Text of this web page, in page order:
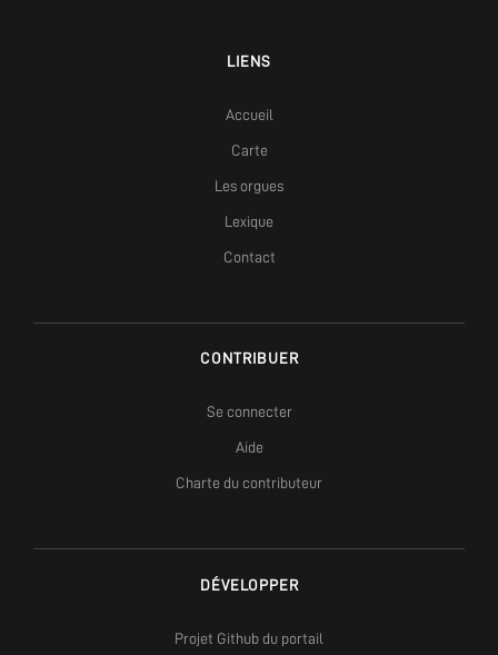
LIENS
Accueil
Carte
Les orgues
Lexique
Contact
CONTRIBUER
Se connecter
Aide
Charte du contributeur
DÉVELOPPER
Projet Github du portail